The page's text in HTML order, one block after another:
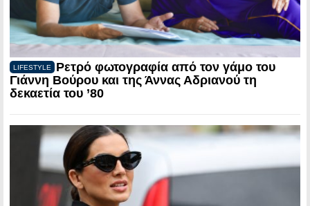
LIFESTYLE
Ρετρό φωτογραφία από τον γάμο του
Γιάννη Βούρου και της Άννας Αδριανού τη
δεκαετία του ’80